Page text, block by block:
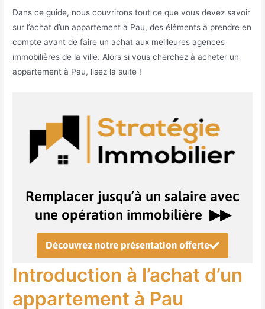
Dans ce guide, nous couvrirons tout ce que vous devez savoir
sur l’achat d’un appartement à Pau, des éléments à prendre en
compte avant de faire un achat aux meilleures agences
immobilières de la ville. Alors si vous cherchez à acheter un
appartement à Pau, lisez la suite !
Remplacer jusqu’à un salaire avec
une opération immobilière ▶︎▶︎
Découvrez notre présentation offerte
Introduction à l’achat d’un
appartement à Pau